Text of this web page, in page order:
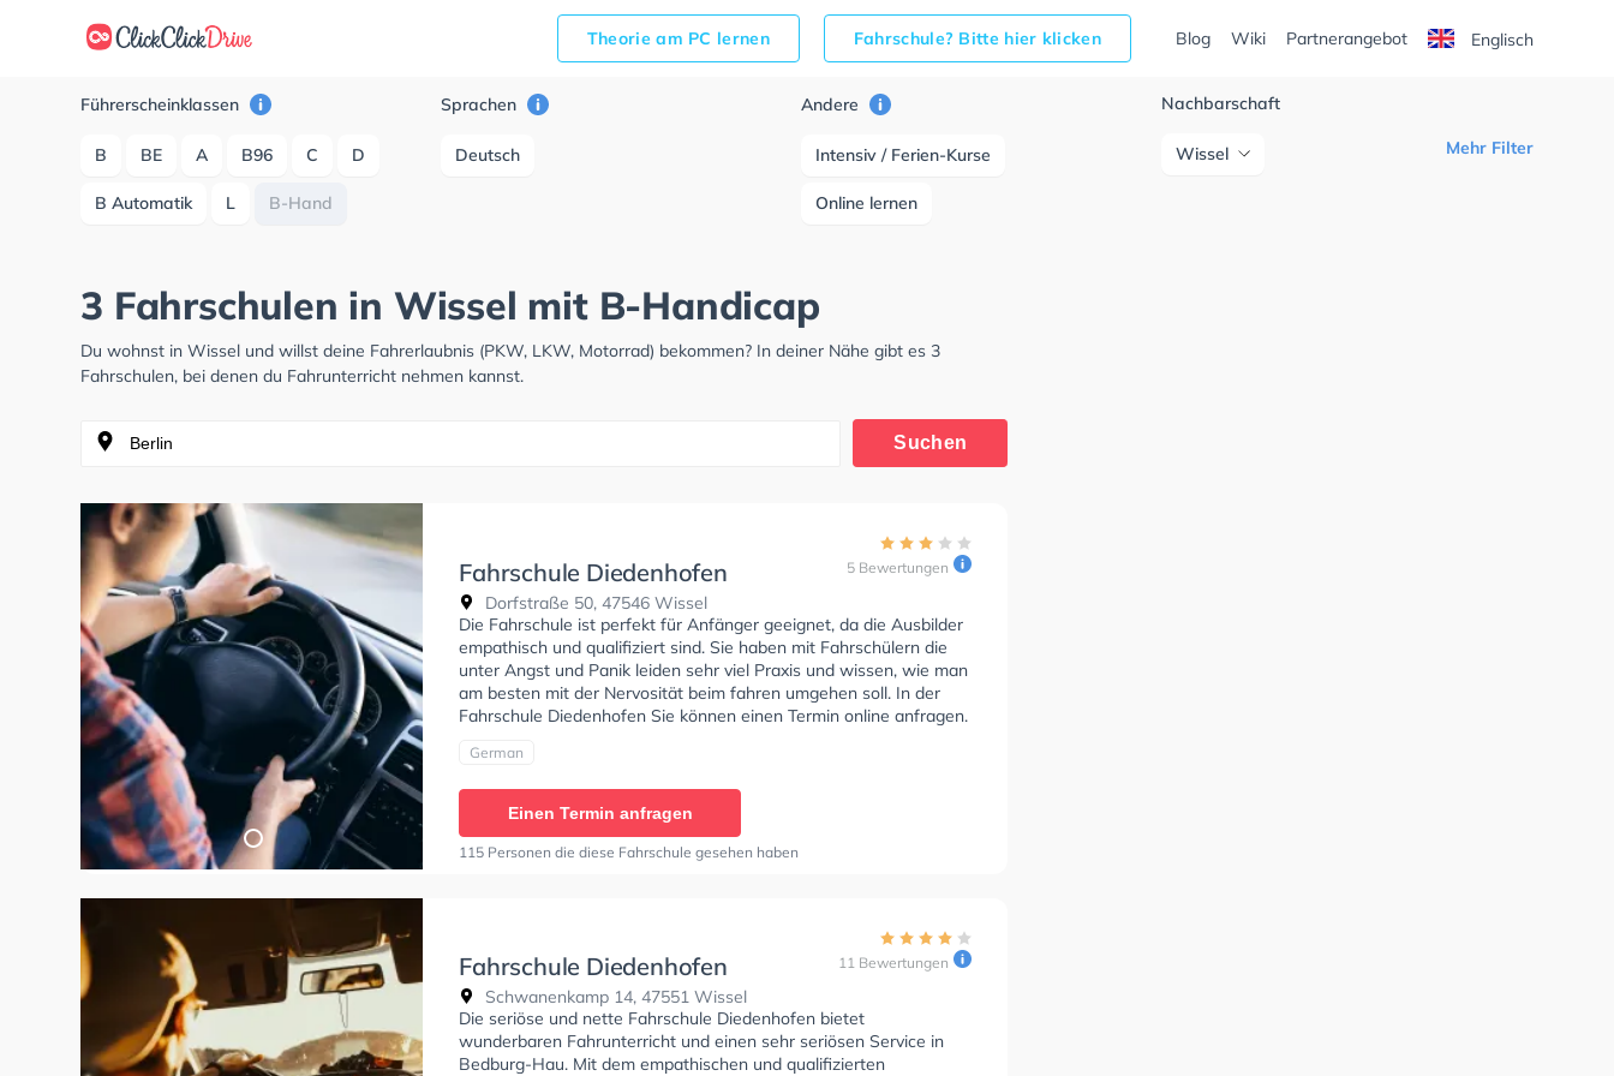
Theorie am PC lernen Fahrschule? Bitte hier klicken Blog Wiki Partnerangebot Englisch
Führerscheinklassen
B BE A B96 C D
B Automatik L B-Hand
Sprachen
Deutsch
Andere
Intensiv / Ferien-Kurse
Online lernen
Nachbarschaft
Wissel Mehr Filter
3 Fahrschulen in Wissel mit B-Handicap
Du wohnst in Wissel und willst deine Fahrerlaubnis (PKW, LKW, Motorrad) bekommen? In deiner Nähe gibt es 3
Fahrschulen, bei denen du Fahrunterricht nehmen kannst.
Suchen
Fahrschule Diedenhofen
Dorfstraße 50, 47546 Wissel
5 Bewertungen
Die Fahrschule ist perfekt für Anfänger geeignet, da die Ausbilder
empathisch und qualifiziert sind. Sie haben mit Fahrschülern die
unter Angst und Panik leiden sehr viel Praxis und wissen, wie man
am besten mit der Nervosität beim fahren umgehen soll. In der
Fahrschule Diedenhofen Sie können einen Termin online anfragen.
German
Einen Termin anfragen
115 Personen die diese Fahrschule gesehen haben
Fahrschule Diedenhofen
Schwanenkamp 14, 47551 Wissel
11 Bewertungen
Die seriöse und nette Fahrschule Diedenhofen bietet
wunderbaren Fahrunterricht und einen sehr seriösen Service in
Bedburg-Hau. Mit dem empathischen und qualifizierten